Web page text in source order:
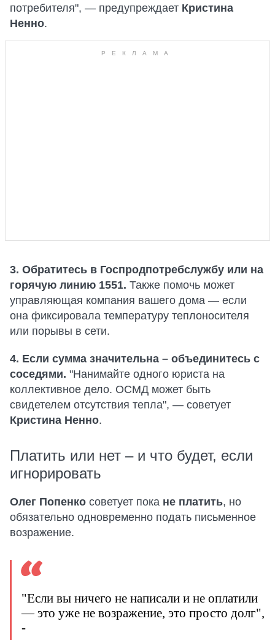
потребителя", — предупреждает Кристина
Ненно.
3. Обратитесь в Госпродпотребслужбу или на
горячую линию 1551. Также помочь может
управляющая компания вашего дома — если
она фиксировала температуру теплоносителя
или порывы в сети.
4. Если сумма значительна – объединитесь с
соседями. "Нанимайте одного юриста на
коллективное дело. ОСМД может быть
свидетелем отсутствия тепла", — советует
Кристина Ненно.
Платить или нет – и что будет, если
игнорировать
Олег Попенко советует пока не платить, но
обязательно одновременно подать письменное
возражение.
"Если вы ничего не написали и не оплатили
— это уже не возражение, это просто долг",
-